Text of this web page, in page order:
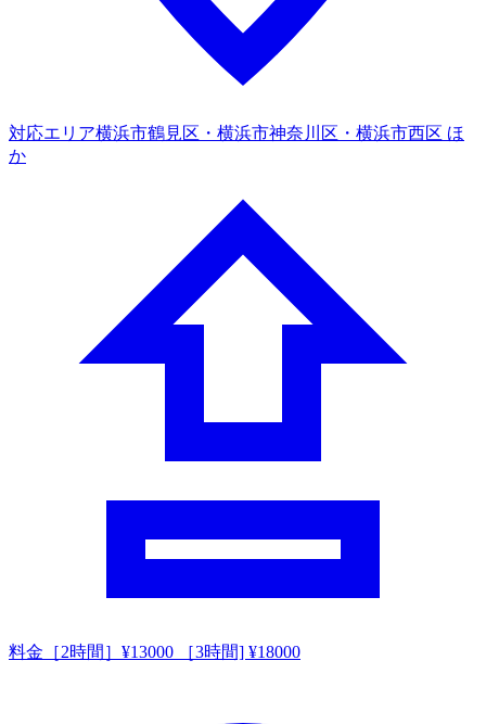
対応エリア横浜市鶴見区・横浜市神奈川区・横浜市西区 ほ
か
料金 ［2時間］¥13000 ［3時間] ¥18000